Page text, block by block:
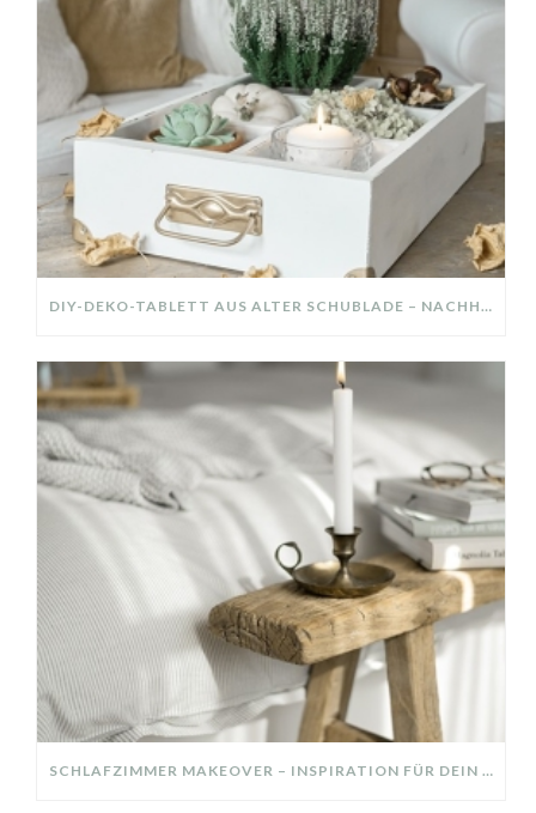
DIY-DEKO-TABLETT AUS ALTER SCHUBLADE – NACHHALTIGE HERBSTDEKO SELBER MACHEN!
SCHLAFZIMMER MAKEOVER – INSPIRATION FÜR DEIN SCHLAFZIMMER: AUS ALT MACH NEU – HELL, GEMÜTLICH UND EINLADEND